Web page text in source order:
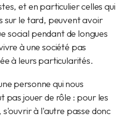
et en particulier celles qui
sur le tard, peuvent avoir
social pendant de longues
à une société pas
à leurs particularités.
personne qui nous
pas jouer de rôle : pour les
s'ouvrir à l'autre passe donc